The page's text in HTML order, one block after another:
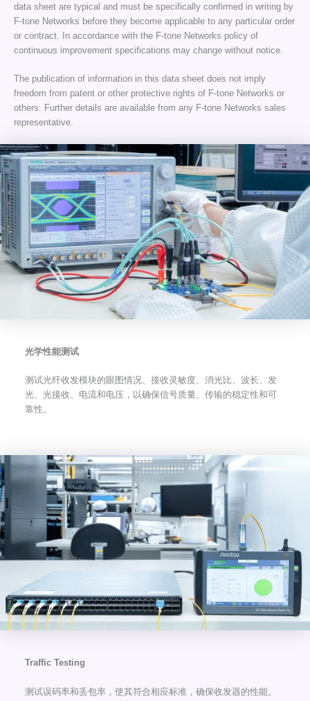
data sheet are typical and must be specifically confirmed in writing by
F-tone Networks before they become applicable to any particular order
or contract. In accordance with the F-tone Networks policy of
continuous improvement specifications may change without notice.
The publication of information in this data sheet does not imply
freedom from patent or other protective rights of F-tone Networks or
others. Further details are available from any F-tone Networks sales
representative.
光学性能测试
测试光纤收发模块的眼图情况、接收灵敏度、消光比、波长、发
光、光接收、电流和电压，以确保信号质量、传输的稳定性和可
靠性。
Traffic Testing
测试误码率和丢包率，使其符合相应标准，确保收发器的性能。